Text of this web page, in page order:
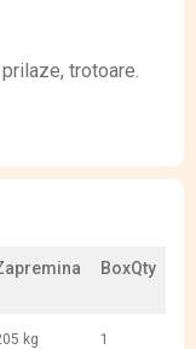
trotoare.
BoxQty
kg 1